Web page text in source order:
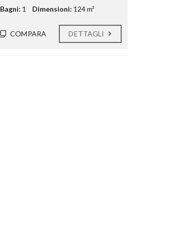
Bagni: 1 Dimensioni: 124 m²
COMPARA DETTAGLI